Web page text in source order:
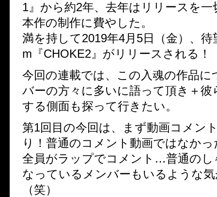
1』から約2年、去年はリリースを
本作の制作に費やした。
満を持して2019年4月5日（金）、待
m『CHOKE2』がリリースされる！
今回の連載では、この入魂の作品に
バーの方々に多いに語って頂き＋彼
する側面も探って行きたい。
第1回目の今回は、まず動画コメン
り！普通のコメント動画ではなかっ
全員がラップでコメント…普通のし
なっているメンバーもいるような
（笑）